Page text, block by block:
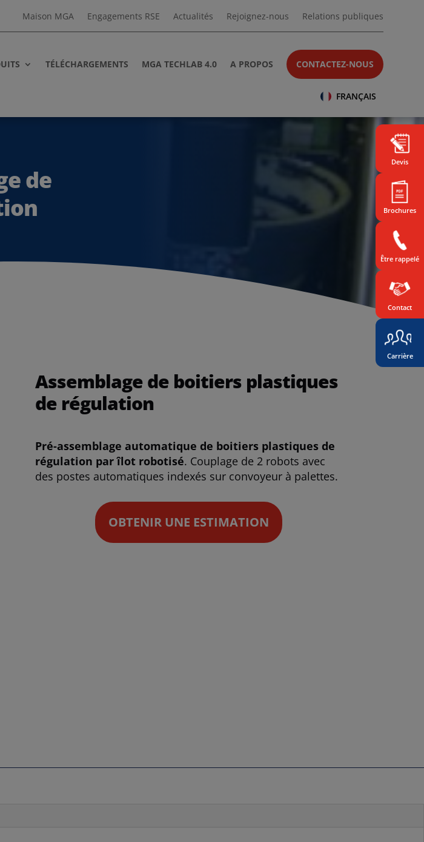
Maison MGA Engagements RSE Actualités Rejoignez-nous Relations publiques
TÉLÉCHARGEMENTS MGA TECHLAB 4.0 A PROPOS CONTACTEZ-NOUS
FRANÇAIS
de
Assemblage de boitiers plastiques
de régulation
Pré-assemblage automatique de boitiers plastiques de
régulation par îlot robotisé. Couplage de 2 robots avec
des postes automatiques indexés sur convoyeur à palettes.
OBTENIR UNE ESTIMATION
Devis
Brochures
Être rappelé
Contact
Carrière